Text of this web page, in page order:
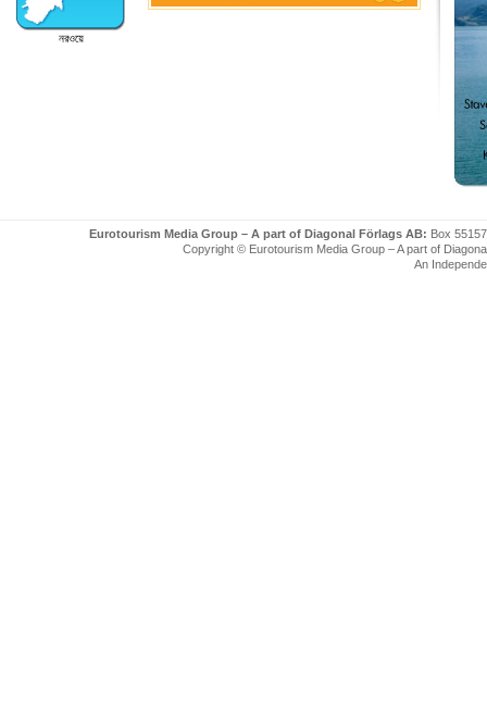
নরওয়ে
Trondheim
Eurotourism Media Group – A part of Diagonal Förlags AB: Box
Copyright © Eurotourism Media Group – A part of
An